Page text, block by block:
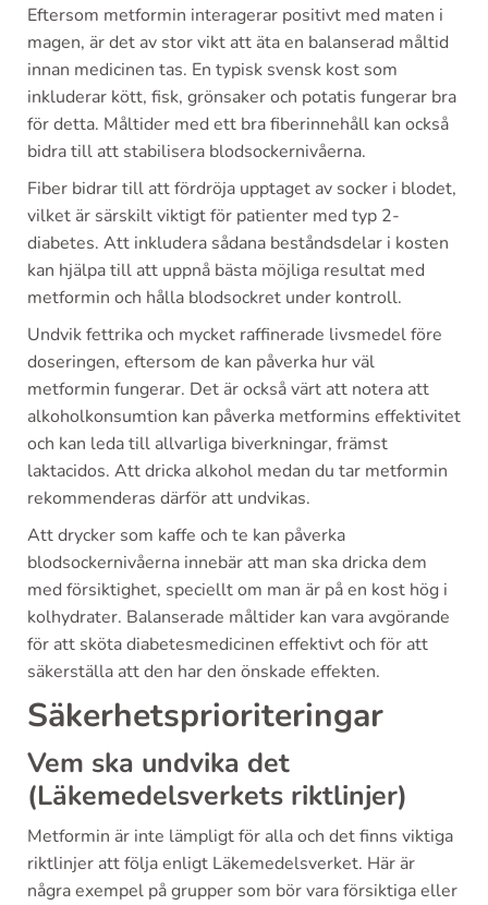
Eftersom metformin interagerar positivt med maten i
magen, är det av stor vikt att äta en balanserad måltid
innan medicinen tas. En typisk svensk kost som
inkluderar kött, fisk, grönsaker och potatis fungerar bra
för detta. Måltider med ett bra fiberinnehåll kan också
bidra till att stabilisera blodsockernivåerna.
Fiber bidrar till att fördröja upptaget av socker i blodet,
vilket är särskilt viktigt för patienter med typ 2-
diabetes. Att inkludera sådana beståndsdelar i kosten
kan hjälpa till att uppnå bästa möjliga resultat med
metformin och hålla blodsockret under kontroll.
Undvik fettrika och mycket raffinerade livsmedel före
doseringen, eftersom de kan påverka hur väl
metformin fungerar. Det är också värt att notera att
alkoholkonsumtion kan påverka metformins effektivitet
och kan leda till allvarliga biverkningar, främst
laktacidos. Att dricka alkohol medan du tar metformin
rekommenderas därför att undvikas.
Att drycker som kaffe och te kan påverka
blodsockernivåerna innebär att man ska dricka dem
med försiktighet, speciellt om man är på en kost hög i
kolhydrater. Balanserade måltider kan vara avgörande
för att sköta diabetesmedicinen effektivt och för att
säkerställa att den har den önskade effekten.
Säkerhetsprioriteringar
Vem ska undvika det
(Läkemedelsverkets riktlinjer)
Metformin är inte lämpligt för alla och det finns viktiga
riktlinjer att följa enligt Läkemedelsverket. Här är
några exempel på grupper som bör vara försiktiga eller